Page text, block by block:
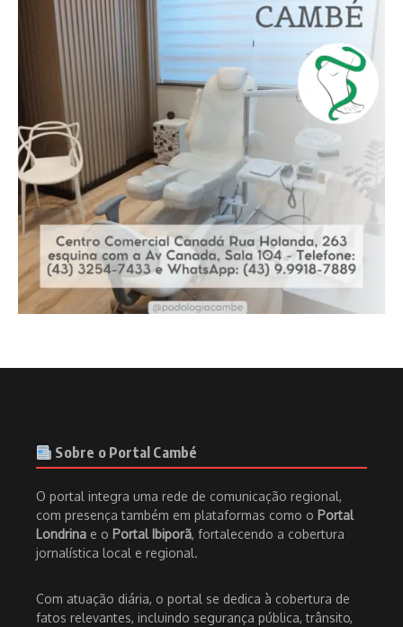
Sobre o Portal Cambé
O portal integra uma rede de comunicação regional,
com presença também em plataformas como o Portal
Londrina e o Portal Ibiporã, fortalecendo a cobertura
jornalística local e regional.
Com atuação diária, o portal se dedica à cobertura de
fatos relevantes, incluindo segurança pública, trânsito,